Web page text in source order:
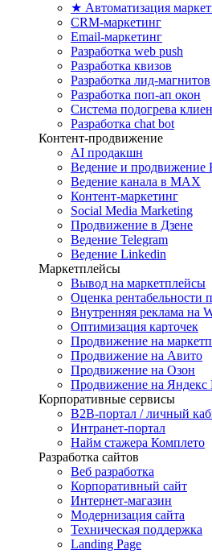
★ Автоматизация
CRM-маркетинг
Email-маркетинг
Разработка web push
Разработка квизов
Разработка лид-магнитов
Разработка поп-ап окон
Система подогрева
Разработка chat bot
Контент-продвижение
AI продакшн
Ведение и продвижение
Ведение канала в MAX
Контент-маркетинг
Social Media Marketing
Продвижение в Дзене
Ведение Telegram
Ведение Linkedin
Маркетплейсы
Вывод на маркетплейсы
Оценка рентабельности
Внутренняя реклама на
Оптимизация карточек
Продвижение на
Продвижение на Авито
Продвижение на Озон
Продвижение на Яндекс
Корпоративные сервисы
B2B-портал / личный
Интранет-портал
Найм стажера Комплето
Разработка сайтов
Веб разработка
Корпоративный сайт
Интернет-магазин
Модернизация сайта
Техническая поддержка
Landing Page